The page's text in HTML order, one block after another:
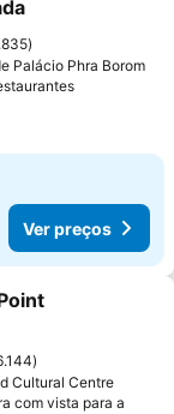
Palácio Phra Borom
Ver preços
favoritos
Cultural Centre
com vista para a